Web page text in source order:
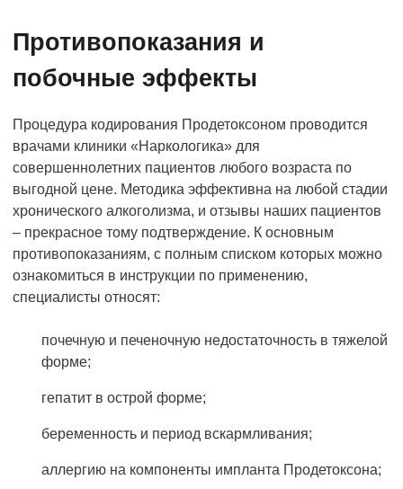
Противопоказания и
побочные эффекты
Процедура кодирования Продетоксоном проводится
врачами клиники «Наркологика» для
совершеннолетних пациентов любого возраста по
выгодной цене. Методика эффективна на любой стадии
хронического алкоголизма, и отзывы наших пациентов
– прекрасное тому подтверждение. К основным
противопоказаниям, с полным списком которых можно
ознакомиться в инструкции по применению,
специалисты относят:
почечную и печеночную недостаточность в тяжелой
форме;
гепатит в острой форме;
беременность и период вскармливания;
аллергию на компоненты импланта Продетоксона;